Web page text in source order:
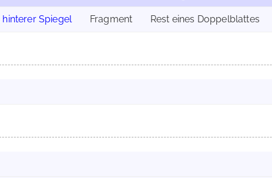
hinterer Spiegel Fragment Rest eines Doppelblattes